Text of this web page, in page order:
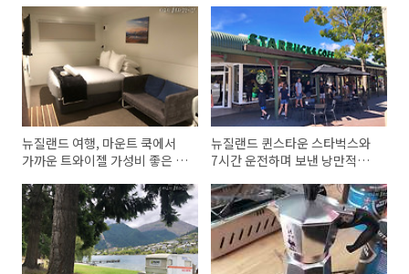
뉴질랜드 여행, 마운트 쿡에서
가까운 트와이젤 가성비 좋은 숙
뉴질랜드 퀸스타운 스타벅스와
7시간 운전하며 보낸 낭만적인